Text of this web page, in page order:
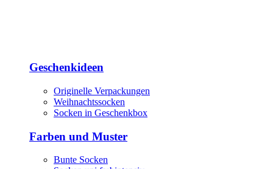
Geschenkideen
Originelle Verpackungen
Weihnachtssocken
Socken in Geschenkbox
Farben und Muster
Bunte Socken